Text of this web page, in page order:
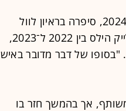
אשלי סנט קלייר, משפיענית רשת שילדה למאסק בן ב־2024, סיפרה בראיון לוול
סטריט ג'ורנל כי נהגה לבקר אותו באחד מבתיו בווסט לייק הילס בין 2022 ל־2023,
"בסופו של דבר מדובר באיש
אך בהמשך חזר בו